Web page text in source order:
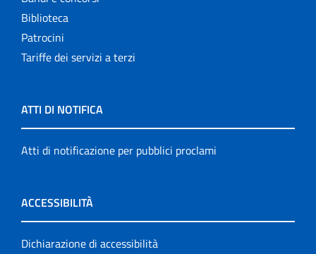
Biblioteca
Patrocini
Tariffe dei servizi a terzi
ATTI DI NOTIFICA
Atti di notificazione per pubblici proclami
ACCESSIBILITÀ
Dichiarazione di accessibilità